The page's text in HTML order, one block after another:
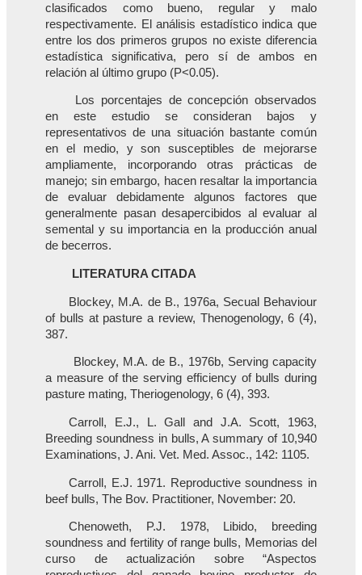
clasificados como bueno, regular y malo
respectivamente. El análisis estadístico indica que
entre los dos primeros grupos no existe diferencia
estadística significativa, pero sí de ambos en
relación al último grupo (P<0.05).
Los porcentajes de concepción observados
en este estudio se consideran bajos y
representativos de una situación bastante común
en el medio, y son susceptibles de mejorarse
ampliamente, incorporando otras prácticas de
manejo; sin embargo, hacen resaltar la importancia
de evaluar debidamente algunos factores que
generalmente pasan desapercibidos al evaluar al
semental y su importancia en la producción anual
de becerros.
LITERATURA CITADA
Blockey, M.A. de B., 1976a, Secual Behaviour
of bulls at pasture a review, Thenogenology, 6 (4),
387.
Blockey, M.A. de B., 1976b, Serving capacity
a measure of the serving efficiency of bulls during
pasture mating, Theriogenology, 6 (4), 393.
Carroll, E.J., L. Gall and J.A. Scott, 1963,
Breeding soundness in bulls, A summary of 10,940
Examinations, J. Ani. Vet. Med. Assoc., 142: 1105.
Carroll, E.J. 1971. Reproductive soundness in
beef bulls, The Bov. Practitioner, November: 20.
Chenoweth, P.J. 1978, Libido, breeding
soundness and fertility of range bulls, Memorias del
curso de actualización sobre “Aspectos